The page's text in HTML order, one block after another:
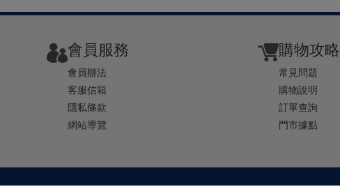
會員服務
會員辦法
客服信箱
隱私條款
網站導覽
購物攻略
常見問題
購物說明
訂單查詢
門市據點